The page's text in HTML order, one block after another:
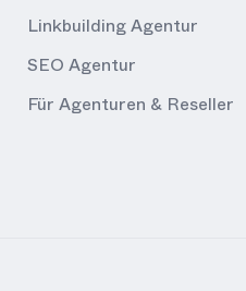
Linkbuilding Agentur
SEO Agentur
Für Agenturen & Reseller